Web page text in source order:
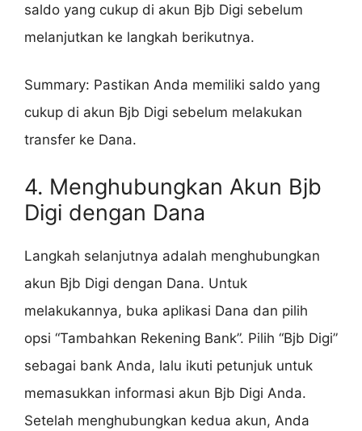
saldo yang cukup di akun Bjb Digi sebelum
melanjutkan ke langkah berikutnya.
Summary: Pastikan Anda memiliki saldo yang
cukup di akun Bjb Digi sebelum melakukan
transfer ke Dana.
4. Menghubungkan Akun Bjb
Digi dengan Dana
Langkah selanjutnya adalah menghubungkan
akun Bjb Digi dengan Dana. Untuk
melakukannya, buka aplikasi Dana dan pilih
opsi “Tambahkan Rekening Bank”. Pilih “Bjb Digi”
sebagai bank Anda, lalu ikuti petunjuk untuk
memasukkan informasi akun Bjb Digi Anda.
Setelah menghubungkan kedua akun, Anda